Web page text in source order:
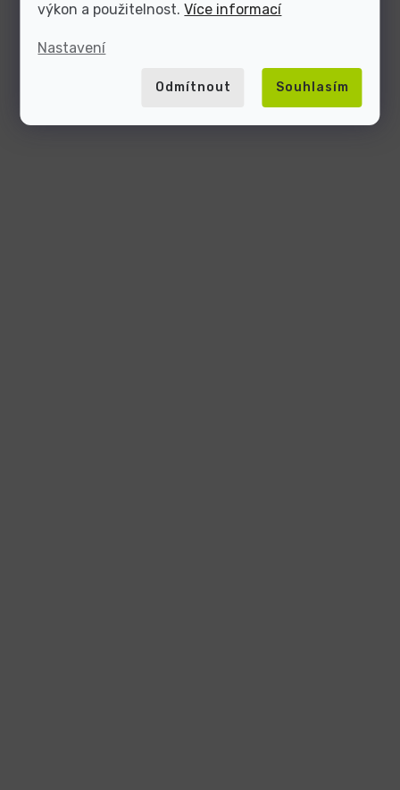
výkon a použitelnost.Více informací
Nastavení
Odmítnout Souhlasím